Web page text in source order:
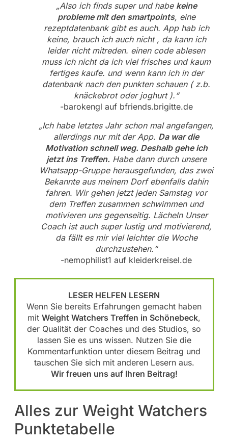
„Also ich finds super und habe keine
probleme mit den smartpoints, eine
rezeptdatenbank gibt es auch. App hab ich
keine, brauch ich auch nicht , da kann ich
leider nicht mitreden. einen code ablesen
muss ich nicht da ich viel frisches und kaum
fertiges kaufe. und wenn kann ich in der
datenbank nach den punkten schauen ( z.b.
knäckebrot oder joghurt ).“
-barokengl auf bfriends.brigitte.de
„Ich habe letztes Jahr schon mal angefangen,
allerdings nur mit der App. Da war die
Motivation schnell weg. Deshalb gehe ich
jetzt ins Treffen. Habe dann durch unsere
Whatsapp-Gruppe herausgefunden, das zwei
Bekannte aus meinem Dorf ebenfalls dahin
fahren. Wir gehen jetzt jeden Samstag vor
dem Treffen zusammen schwimmen und
motivieren uns gegenseitig. Lächeln Unser
Coach ist auch super lustig und motivierend,
da fällt es mir viel leichter die Woche
durchzustehen.“
-nemophilist1 auf kleiderkreisel.de
LESER HELFEN LESERN
Wenn Sie bereits Erfahrungen gemacht haben
mit Weight Watchers Treffen in Schönebeck,
der Qualität der Coaches und des Studios, so
lassen Sie es uns wissen. Nutzen Sie die
Kommentarfunktion unter diesem Beitrag und
tauschen Sie sich mit anderen Lesern aus.
Wir freuen uns auf Ihren Beitrag!
Alles zur Weight Watchers
Punktetabelle